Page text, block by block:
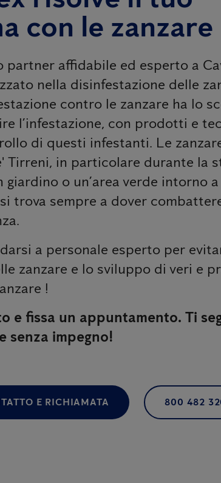
con le zanzare
partner affidabile ed esperto a
nella disinfestazione delle
contro le zanzare ha lo
l’infestazione, con prodotti e
di questi infestanti. Le
Tirreni, in particolare durante la
giardino o un’area verde intorno
trova sempre a dover
a personale esperto per
zanzare e lo sviluppo di veri e
!
e fissa un appuntamento. Ti
senza impegno!
E RICHIAMATA 800 482